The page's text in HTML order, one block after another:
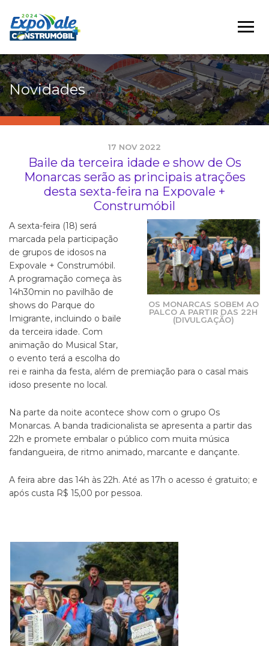
Novidades
17 NOV 2022
Baile da terceira idade e show de Os
Monarcas serão as principais atrações
desta sexta-feira na Expovale +
Construmóbil
OS MONARCAS SOBEM AO
PALCO A PARTIR DAS 22H
(DIVULGAÇÃO)
A sexta-feira (18) será
marcada pela participação
de grupos de idosos na
Expovale + Construmóbil.
A programação começa às
14h30min no pavilhão de
shows do Parque do
Imigrante, incluindo o baile
da terceira idade. Com
animação do Musical Star,
o evento terá a escolha do
rei e rainha da festa, além de premiação para o casal mais
idoso presente no local.
Na parte da noite acontece show com o grupo Os
Monarcas. A banda tradicionalista se apresenta a partir das
22h e promete embalar o público com muita música
fandangueira, de ritmo animado, marcante e dançante.
A feira abre das 14h às 22h. Até as 17h o acesso é gratuito; e
após custa R$ 15,00 por pessoa.